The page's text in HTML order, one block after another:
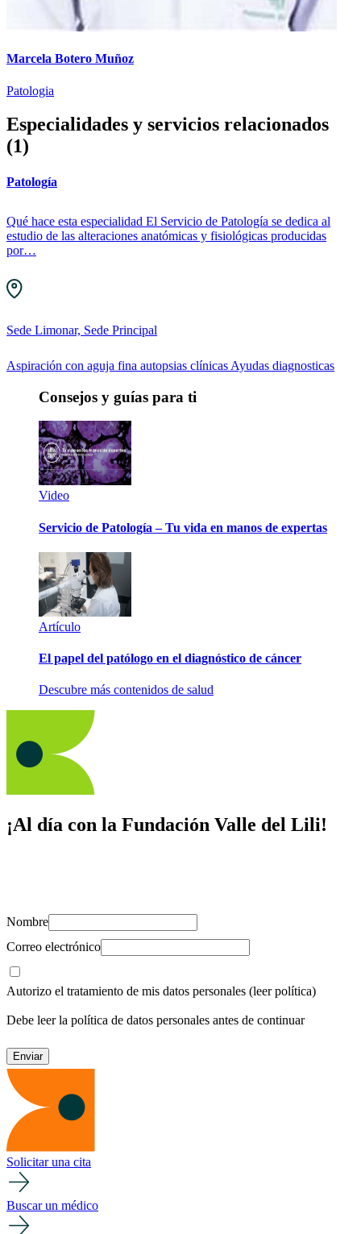
Marcela Botero Muñoz
Patologia
Especialidades y servicios relacionados
(1)
Patología
Qué hace esta especialidad El Servicio de Patología se dedica al
estudio de las alteraciones anatómicas y fisiológicas producidas
por…
Sede Limonar, Sede Principal
Aspiración con aguja fina autopsias clínicas Ayudas diagnosticas
Consejos y guías para ti
Video
Servicio de Patología – Tu vida en manos de expertas
Artículo
El papel del patólogo en el diagnóstico de cáncer
Descubre más contenidos de salud
¡Al día con la Fundación Valle del Lili!
Nombre
Correo electrónico
Autorizo el tratamiento de mis datos personales (leer política)
Debe leer la política de datos personales antes de continuar
Solicitar una cita
Buscar un médico